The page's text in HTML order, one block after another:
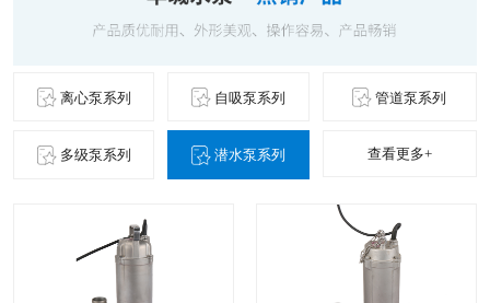
离心泵系列 自吸泵系列 管道泵系列
多级泵系列 潜水泵系列 查看更多+